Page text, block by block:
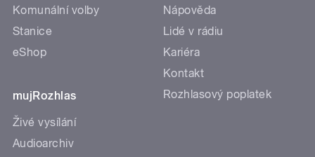
Komunální volby
Stanice
eShop
mujRozhlas
Živé vysílání
Audioarchiv
Nápověda
Lidé v rádiu
Kariéra
Kontakt
Rozhlasový poplatek